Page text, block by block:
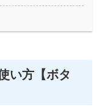
い方【ボタ